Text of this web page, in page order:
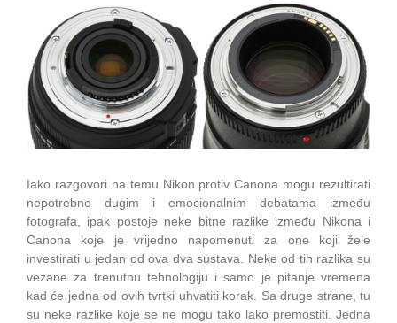
Iako razgovori na temu Nikon protiv Canona mogu rezultirati
nepotrebno dugim i emocionalnim debatama između
fotografa, ipak postoje neke bitne razlike između Nikona i
Canona koje je vrijedno napomenuti za one koji žele
investirati u jedan od ova dva sustava. Neke od tih razlika su
vezane za trenutnu tehnologiju i samo je pitanje vremena
kad će jedna od ovih tvrtki uhvatiti korak. Sa druge strane, tu
su neke razlike koje se ne mogu tako lako premostiti. Jedna